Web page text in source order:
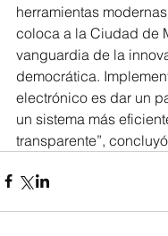
herramientas
coloca a la Ciudad de
vanguardia de la
democrática.
electrónico es dar un
un sistema más
transparente”,